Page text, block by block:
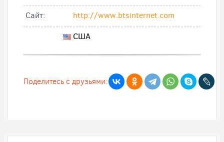
Cайт:
http://www.btsinternet.com
США
Поделитесь с друзьями: